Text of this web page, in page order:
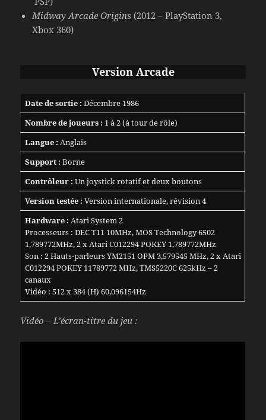
Midway Arcade Origins (2012 – PlayStation 3,
Xbox 360)
Version Arcade
Date de sortie : Décembre 1986
Nombre de joueurs : 1 à 2 (à tour de rôle)
Langue : Anglais
Support : Borne
Contrôleur : Un joystick rotatif et deux boutons
Version testée : Version internationale, révision 4
Hardware : Atari System 2
Processeurs : DEC T11 10MHz, MOS Technology 6502
1,789772MHz, 2 x Atari C012294 POKEY 1,789772MHz
Son : 2 Hauts-parleurs YM2151 OPM 3,579545 MHz, 2 x Atari
C012294 POKEY 11789772 MHz, TMS5220C 625kHz – 2
canaux
Vidéo : 512 x 384 (H) 60,096154Hz
Vidéo – L’écran-titre du jeu :